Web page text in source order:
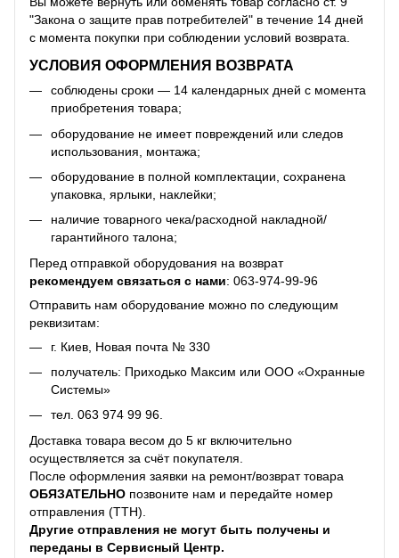
"Закона о защите прав потребителей" в течение 14 дней
с момента покупки при соблюдении условий возврата.
УСЛОВИЯ ОФОРМЛЕНИЯ ВОЗВРАТА
соблюдены сроки — 14 календарных дней с момента
приобретения товара;
оборудование не имеет повреждений или следов
использования, монтажа;
оборудование в полной комплектации, сохранена
упаковка, ярлыки, наклейки;
наличие товарного чека/расходной накладной/
гарантийного талона;
Перед отправкой оборудования на возврат
рекомендуем связаться с нами: 063-974-99-96
Отправить нам оборудование можно по следующим
реквизитам:
г. Киев, Новая почта № 330
получатель: Приходько Максим или ООО «Охранные
Системы»
тел. 063 974 99 96.
Доставка товара весом до 5 кг включительно
осуществляется за счёт покупателя.
После оформления заявки на ремонт/возврат товара
ОБЯЗАТЕЛЬНО позвоните нам и передайте номер
отправления (ТТН).
Другие отправления не могут быть получены и
переданы в Сервисный Центр.